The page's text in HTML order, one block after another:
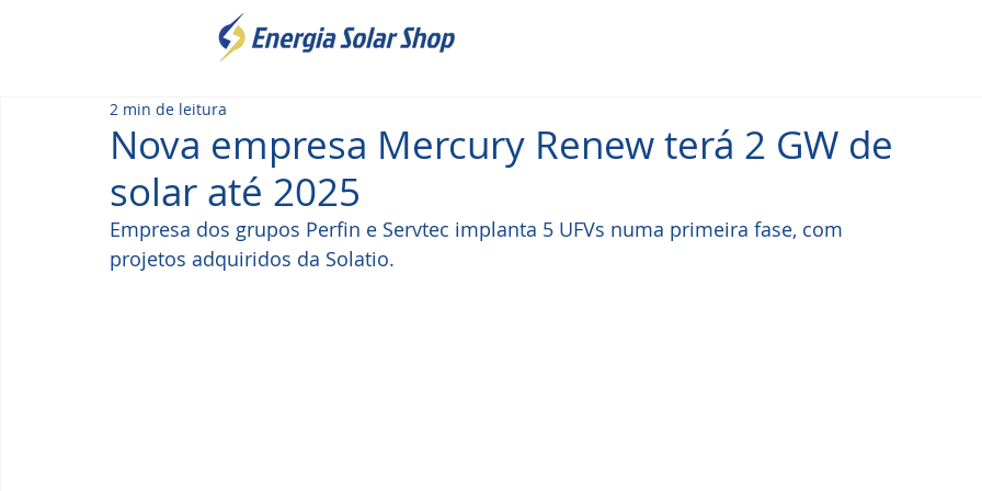
Nova empresa Mercury Renew terá 2 GW de
solar até 2025
2 min de leitura
Empresa dos grupos Perfin e Servtec implanta 5 UFVs numa primeira fase, com
projetos adquiridos da Solatio.